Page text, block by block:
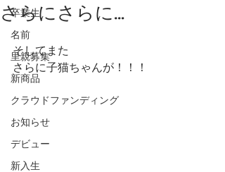
卒業生
名前
里親募集
新商品
クラウドファンディング
お知らせ
デビュー
新入生
さらにさらに…
そしてまた
さらに子猫ちゃんが！！！